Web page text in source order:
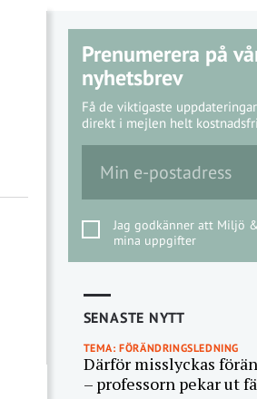
Prenumerera på
nyhetsbrev
Få de viktigaste
direkt i mejlen helt
Jag godkänner att Miljö
mina uppgifter
SENASTE NYTT
TEMA: FÖRÄNDRINGSLEDNING
Därför misslyckas
– professorn pekar ut